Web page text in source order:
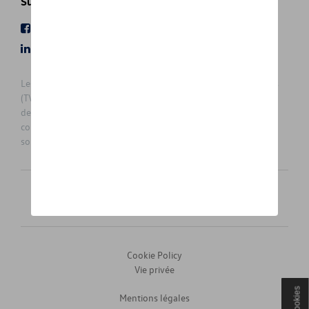
Les prix affichés sur le présent site sont des prix recommandés
(TVAc), hors éventuels frais de montage. Pour connaitre le prix
de vente actuel et les éventuels frais de montage, veuillez
contacter votre concessionnaire/agent. Les prix recommandés
sont sujets à des changements sans préavis.
Mentions légales
Cookie Policy
Vie privée
Cookies